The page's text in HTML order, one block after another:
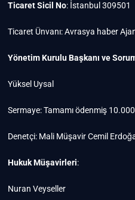
Ticaret Sicil No: İstanbul 309501
Ticaret Ünvanı: Avrasya haber
Yönetim Kurulu Başkanı ve
Yüksel Uysal
Sermaye: Tamamı ödenmiş
Denetçi: Mali Müşavir Cemil
Hukuk Müşavirleri:
Nuran Veyseller